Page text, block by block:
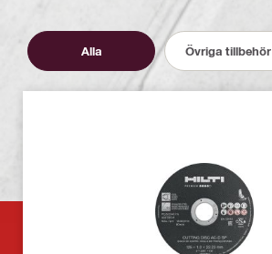
Alla Övriga tillbehör